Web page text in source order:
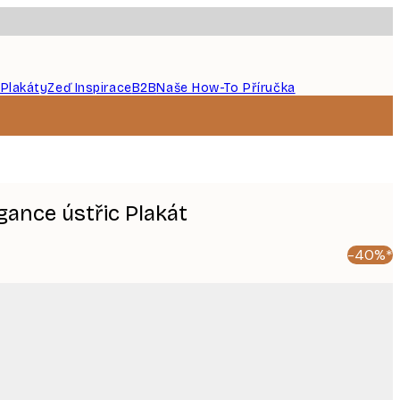
Zeď InspiraceB2BNaše How-To Příručka
ústřic Plakát
-40%*